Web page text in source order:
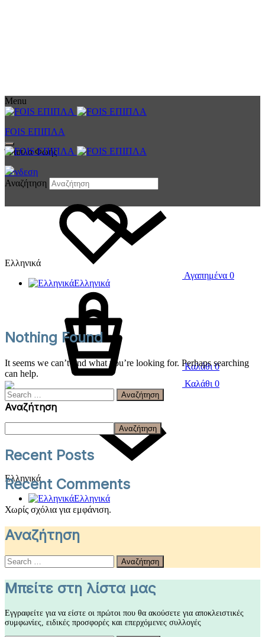
Menu
FOIS ΕΠΙΠΛΑ
Έπιπλα Φωής
Σύνδεση
Αναζήτηση
Αγαπημένα 0
Καλάθι 0
Ελληνικά
Ελληνικά
Ελληνικά
Ελληνικά
Καλάθι 0
Nothing Found
It seems we can’t find what you’re looking for. Perhaps searching
can help.
Αναζήτηση
Αναζήτηση
Αναζήτηση
Recent Posts
Recent Comments
Χωρίς σχόλια για εμφάνιση.
Αναζήτηση
Αναζήτηση
Μπείτε στη λίστα μας
Εγγραφείτε για να είστε οι πρώτοι που θα ακούσετε για αποκλειστικές
συμφωνίες, ειδικές προσφορές και επερχόμενες συλλογές